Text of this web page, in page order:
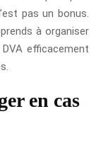
pas un bonus.
à organiser
efficacement
en cas